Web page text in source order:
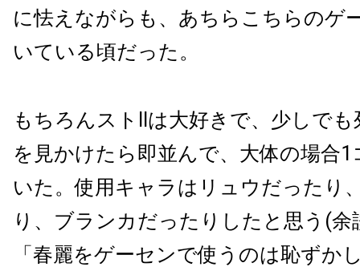
に怯えながらも、あちらこちらのゲ
いている頃だった。
もちろんストIIは大好きで、少しで
を見かけたら即並んで、大体の場合
いた。使用キャラはリュウだったり
り、ブランカだったりしたと思う(余
「春麗をゲーセンで使うのは恥ずか